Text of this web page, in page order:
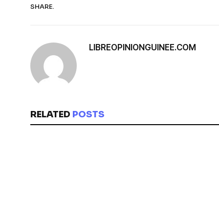
SHARE.
LIBREOPINIONGUINEE.COM
RELATED POSTS